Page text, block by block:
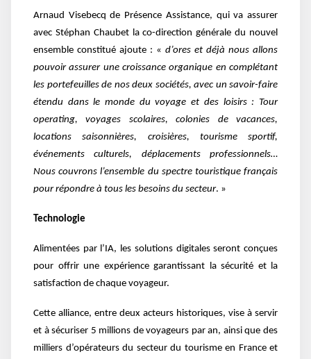
Arnaud Visebecq de Présence Assistance, qui va assurer
avec Stéphan Chaubet la co-direction générale du nouvel
ensemble constitué ajoute : « d’ores et déjà nous allons
pouvoir assurer une croissance organique en complétant
les portefeuilles de nos deux sociétés, avec un savoir-faire
étendu dans le monde du voyage et des loisirs : Tour
operating, voyages scolaires, colonies de vacances,
locations saisonnières, croisières, tourisme sportif,
événements culturels, déplacements professionnels…
Nous couvrons l’ensemble du spectre touristique français
pour répondre à tous les besoins du secteur. »
Technologie
Alimentées par l’IA, les solutions digitales seront conçues
pour offrir une expérience garantissant la sécurité et la
satisfaction de chaque voyageur.
Cette alliance, entre deux acteurs historiques, vise à servir
et à sécuriser 5 millions de voyageurs par an, ainsi que des
milliers d’opérateurs du secteur du tourisme en France et